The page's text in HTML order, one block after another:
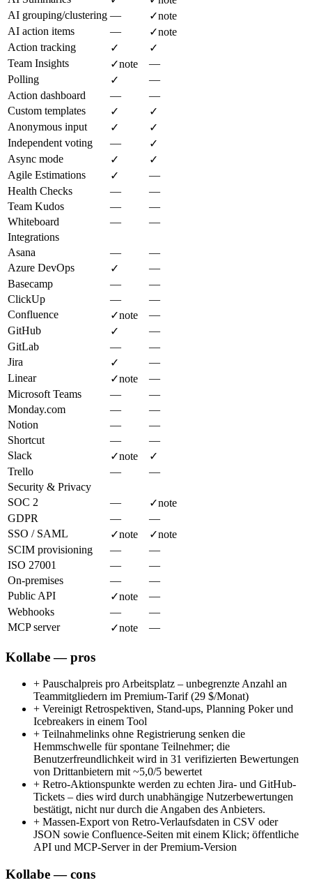
AI grouping/clustering — ✓note
AI action items
— ✓note
Action tracking
✓
✓
Team Insights
✓note
—
Polling
✓
—
Action dashboard
—
—
Custom templates
✓
✓
Anonymous input
✓
✓
Independent voting
—
✓
Async mode
✓
✓
Agile Estimations
✓
—
Health Checks
—
—
Team Kudos
—
—
Whiteboard
—
—
Integrations
Asana
—
—
Azure DevOps
✓
—
Basecamp
—
—
ClickUp
—
—
Confluence
✓note
—
GitHub
✓
—
GitLab
—
—
Jira
✓
—
Linear
✓note
—
Microsoft Teams
—
—
Monday.com
—
—
Notion
—
—
Shortcut
—
—
Slack
✓note
✓
Trello
—
—
Security & Privacy
SOC 2
— ✓note
GDPR
—
—
SSO / SAML
✓note ✓note
SCIM provisioning
—
—
ISO 27001
—
—
On-premises
—
—
Public API
✓note
—
Webhooks
—
—
MCP server
✓note —
Kollabe — pros
+ Pauschalpreis pro Arbeitsplatz – unbegrenzte Anzahl an
Teammitgliedern im Premium-Tarif (29 $/Monat)
+ Vereinigt Retrospektiven, Stand-ups, Planning Poker und
Icebreakers in einem Tool
+ Teilnahmelinks ohne Registrierung senken die
Hemmschwelle für spontane Teilnehmer; die
Benutzerfreundlichkeit wird in 31 verifizierten Bewertungen
von Drittanbietern mit ~5,0/5 bewertet
+ Retro-Aktionspunkte werden zu echten Jira- und GitHub-
Tickets – dies wird durch unabhängige Nutzerbewertungen
bestätigt, nicht nur durch die Angaben des Anbieters.
+ Massen-Export von Retro-Verlaufsdaten in CSV oder
JSON sowie Confluence-Seiten mit einem Klick; öffentliche
API und MCP-Server in der Premium-Version
Kollabe — cons